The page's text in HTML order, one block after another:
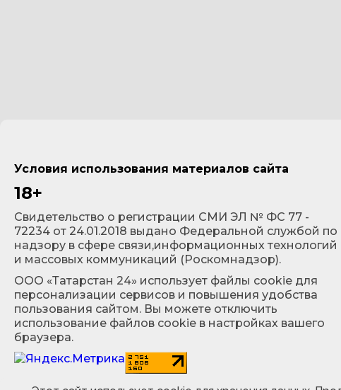
Условия использования материалов сайта
18+
Cвидетельство о регистрации СМИ ЭЛ № ФС 77 -
72234 от 24.01.2018 выдано Федеральной службой по
надзору в сфере связи,информационных технологий
и массовых коммуникаций (Роскомнадзор).
ООО «Татарстан 24» использует файлы cookie для
персонализации сервисов и повышения удобства
пользования сайтом. Вы можете отключить
использование файлов cookie в настройках вашего
браузера.